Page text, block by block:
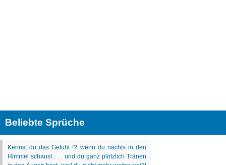
Beliebte Sprüche